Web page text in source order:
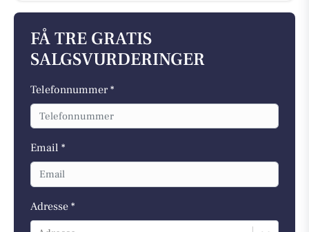
FÅ TRE GRATIS
SALGSVURDERINGER
Telefonnummer *
Email *
Adresse *